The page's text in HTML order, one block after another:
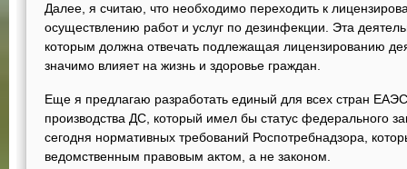
Далее, я считаю, что необходимо переходить к
осуществлению работ и услуг по дезинфекции. Эта
которым должна отвечать подлежащая лицензированию
значимо влияет на жизнь и здоровье граждан.
Еще я предлагаю разработать единый для всех стран
производства ДС, который имел бы статус федерального
сегодня нормативных требований Роспотребнадзора,
ведомственным правовым актом, а не законом.